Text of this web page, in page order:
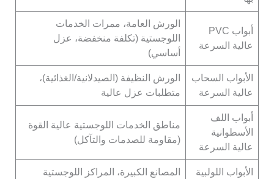
أبواب PVC
عالية السرعة
الورش العامة، ممرات الخدمات
اللوجستية (تكلفة منخفضة، عزل
أساسي)
الأبواب السحاب
عالية السرعة
الورش النظيفة (الصيدلانية/الغذائية)،
متطلبات عزل عالية
أبواب اللف
الأسطوانية
عالية السرعة
مناطق الخدمات اللوجستية عالية القوة
(مقاومة للصدمات والتآكل)
الأبواب اللولبية
المصانع الكبيرة، المراكز اللوجستية